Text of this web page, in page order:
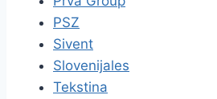
PSZ
Sivent
Slovenijales
Tekstina